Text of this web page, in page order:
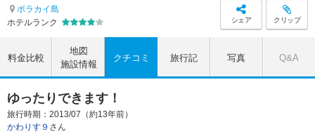
ボラカイ島
ホテルランク
シェア クリップ
料金比較
地図
施設情報
クチコミ 旅行記 写真 Q&A
ゆったりできます！
旅行時期：2013/07（約13年前）
かわりす９ さん